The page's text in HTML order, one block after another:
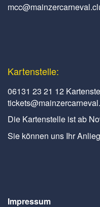
Kartenstelle:
06131 23 21 12
Die Kartenstelle ist ab
Sie können uns Ihr
Impressum